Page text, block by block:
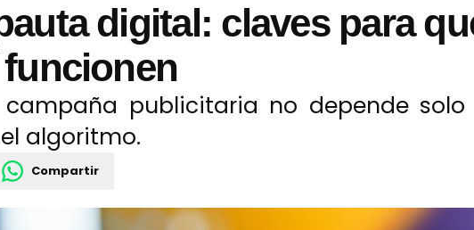
digital: claves para
publicitaria no depende solo
algoritmo.
Compartir